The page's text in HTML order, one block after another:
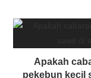
Apakah
pekebun kecil